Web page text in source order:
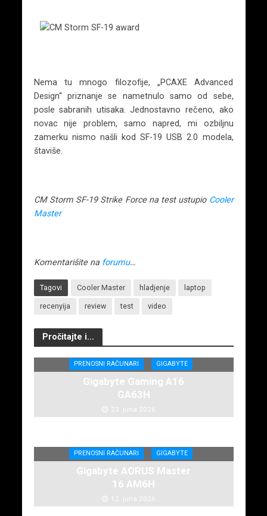
Nema tu mnogo filozofije, „PCAXE Advanced
Design“ priznanje se nametnulo samo od sebe,
posle sabranih utisaka. Jednostavno rečeno, ako
novac nije problem, samo napred, mi ozbiljnu
zamerku nismo našli kod SF-19 USB 2.0 modela,
štaviše.
CM Storm SF-19 Strike Force na test ustupio Cooler
Master
Komentarišite na forumu…
Tagovi Cooler Master hladjenje laptop
recenyija review test video
Pročitajte i...
PRENOSNI RAČUNARI GIGABYTE
Gigabyte Gaming A16
GA63H
23. juna 2026.
PRENOSNI RAČUNARI GIGABYTE
Gigabyte AORUS Master
16 AM6H
12. juna 2026.